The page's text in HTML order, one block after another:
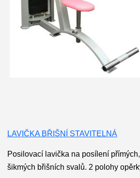
LAVIČKA BŘIŠNÍ STAVITELNÁ
Posilovací lavička na posílení
šikmých břišních svalů. 2 polohy